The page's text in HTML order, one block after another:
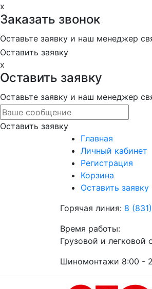
x
Заказать звонок
Оставьте заявку и наш менеджер
Оставить заявку
x
Оставить заявку
Оставьте заявку и наш менеджер
Оставить заявку
Главная
Личный кабинет
Регистрация
Корзина
Оставить заявку
Горячая линия: 8
Время работы:
Грузовой и легковой
Шиномонтажи 8:00 -